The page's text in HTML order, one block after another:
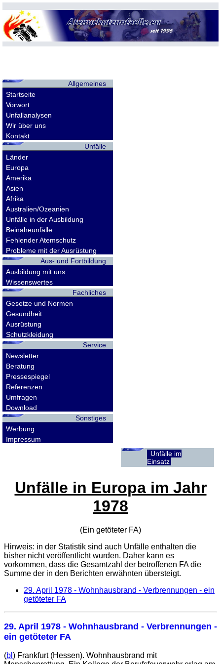
Allgemeines
Startseite
Vorwort
Unfallanalysen
Wir über uns
Kontakt
Unfälle
Länder
Europa
Amerika
Asien
Afrika
Australien/Ozeanien
Unfälle in der Ausbildung
Beinaheunfälle
Fehlender Atemschutz
Probleme mit der Ausrüstung
Aus- und Fortbildung
Ausbildung mit uns
Wissenswertes
Fachliches
Gesetze und Normen
Gesundheit
Ausrüstung
Schutzkleidung
Service
Newsletter
Beratung
Pressespiegel
Referenzen
Umfragen
Download
Sonstiges
Werbung
Impressum
Unfälle im
Einsatz
Unfälle in Europa im Jahr
1978
(Ein getöteter FA)
Hinweis: in der Statistik sind auch Unfälle enthalten die
bisher nicht veröffentlicht wurden. Daher kann es
vorkommen, dass die Gesamtzahl der betroffenen FAdie
Summe der in den Berichten erwähnten übersteigt.
29. April 1978 - Wohnhausbrand - Verbrennungen - ein
getöteter FA
29. April 1978 - Wohnhausbrand - Verbrennungen -
ein getöteter FA
(bl ) Frankfurt (Hessen). Wohnhausbrand mit